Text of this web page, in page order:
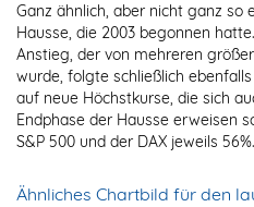
Ganz ähnlich, aber nicht ganz so
Hausse, die 2003 begonnen
Anstieg, der von mehreren
wurde, folgte schließlich
auf neue Höchstkurse, die sich
Endphase der Hausse erweisen
S&P 500 und der DAX jeweils 56%.
Ähnliches Chartbild für den